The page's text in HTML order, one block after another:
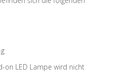
on LED Lampe wird nicht